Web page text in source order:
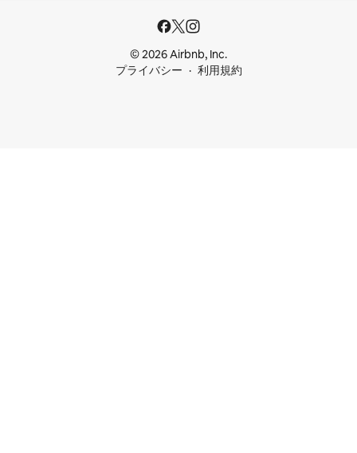
© 2026 Airbnb, Inc.
プライバシー
利用規約